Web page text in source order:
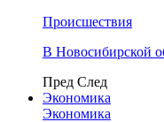
Происшествия
В Новосибирской
Пред След
Экономика
Экономика